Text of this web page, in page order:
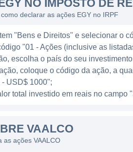
que tornem suas operações
eficaz em um mercado
priorizando investimentos que
em técnicas de
na África Ocidental, a
significativas e uma
NO IMPOSTO DE
declarar as ações EGY no IRPF
"Bens e Direitos" e selecionar o
"01 - Ações (inclusive as
escolha o país do seu
coloque o código da ação, a
USD$ 1000";
total investido em reais no campo
VAALCO
as ações VAALCO